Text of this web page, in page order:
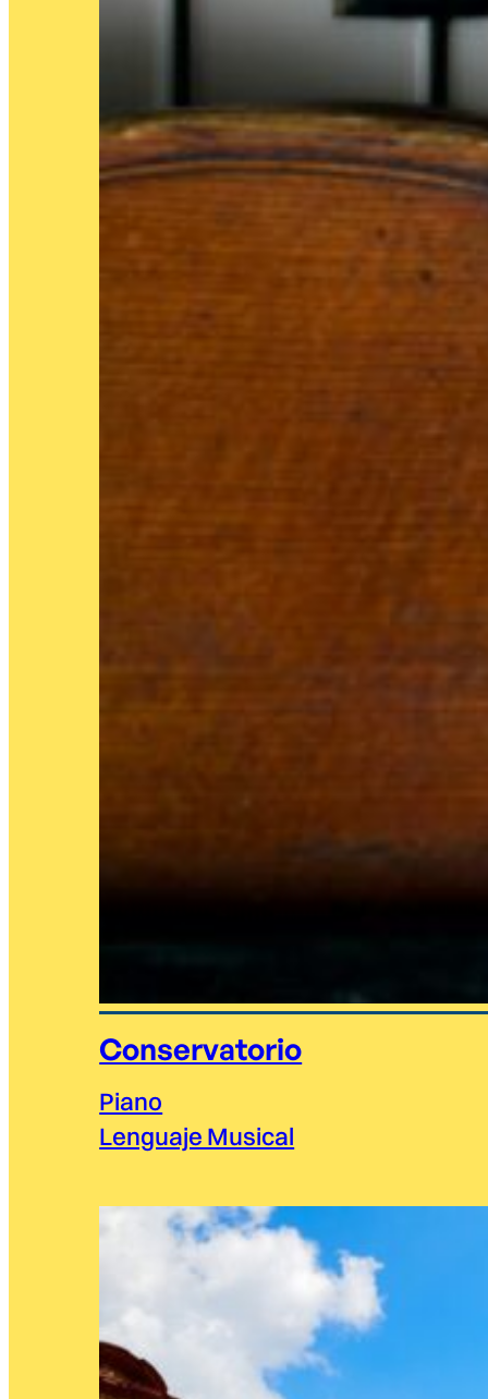
Conservatorio
Piano
Lenguaje Musical